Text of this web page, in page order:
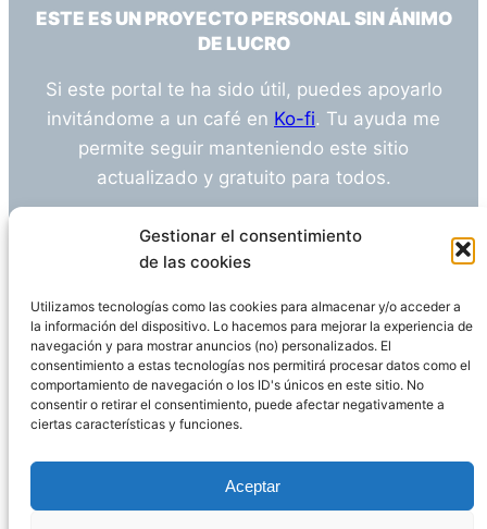
Gestionar el consentimiento
de las cookies
Utilizamos tecnologías como las cookies para almacenar y/o acceder a
la información del dispositivo. Lo hacemos para mejorar la experiencia de
navegación y para mostrar anuncios (no) personalizados. El
consentimiento a estas tecnologías nos permitirá procesar datos como el
comportamiento de navegación o los ID's únicos en este sitio. No
consentir o retirar el consentimiento, puede afectar negativamente a
ciertas características y funciones.
Aceptar
ESTE ES UN PROYECTO PERSONAL SIN ÁNIMO
DE LUCRO
Si este portal te ha sido útil, puedes apoyarlo
invitándome a un café en Ko-fi. Tu ayuda me
permite seguir manteniendo este sitio
actualizado y gratuito para todos.
¿Tienes alguna duda o sugerencia? Escríbeme
info@empleosanitarioinvestigacion.es
Descargo de Responsabilidad
Declaración de Privacidad Política de cookies
WordPress